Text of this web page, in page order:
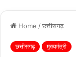
Home /छत्तीसगढ़
छत्तीसगढ़ मुख्यमंत्री